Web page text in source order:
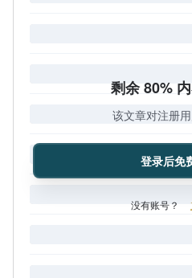
剩余 80%
该文章对注册
登录后免
没有账号？